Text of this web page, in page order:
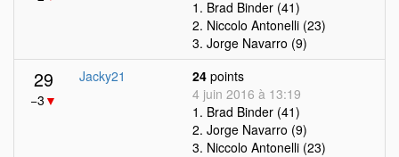
1. Brad Binder (41)
2. Niccolo Antonelli (23)
3. Jorge Navarro (9)
29
−3 ▼
Jacky21 24 points
4 juin 2016 à 13:19
1. Brad Binder (41)
2. Jorge Navarro (9)
3. Niccolo Antonelli (23)